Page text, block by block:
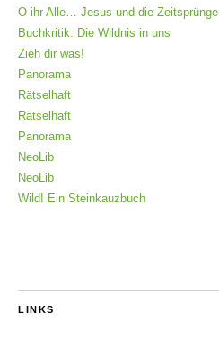
O ihr Alle… Jesus und die Zeitsprünge
Buchkritik: Die Wildnis in uns
Zieh dir was!
Panorama
Rätselhaft
Rätselhaft
Panorama
NeoLib
NeoLib
Wild! Ein Steinkauzbuch
LINKS